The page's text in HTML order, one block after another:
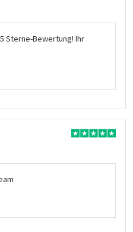
Sterne-Bewertung! Ihr